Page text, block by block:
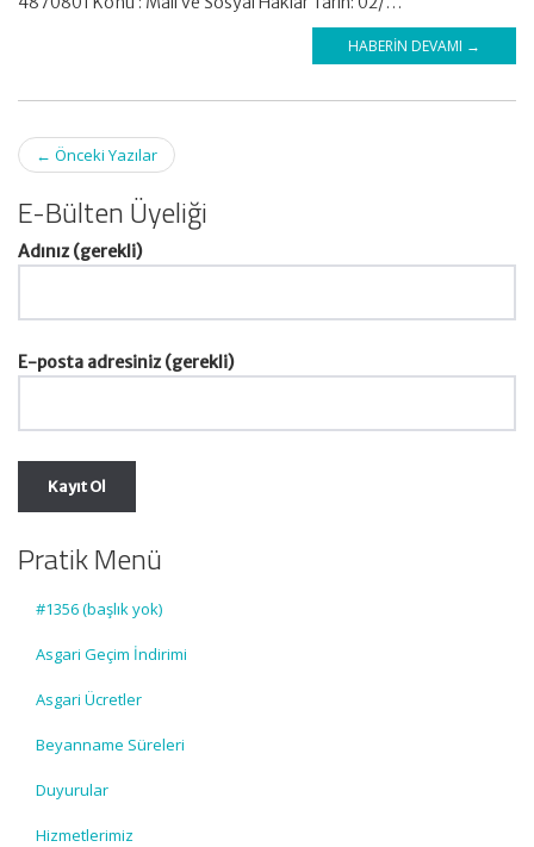
HABERIN DEVAMI →
Post
navigation
← Önceki Yazılar
E-Bülten Üyeliği
Adınız (gerekli)
E-posta adresiniz (gerekli)
Pratik Menü
#1356 (başlık yok)
Asgari Geçim İndirimi
Asgari Ücretler
Beyanname Süreleri
Duyurular
Hizmetlerimiz